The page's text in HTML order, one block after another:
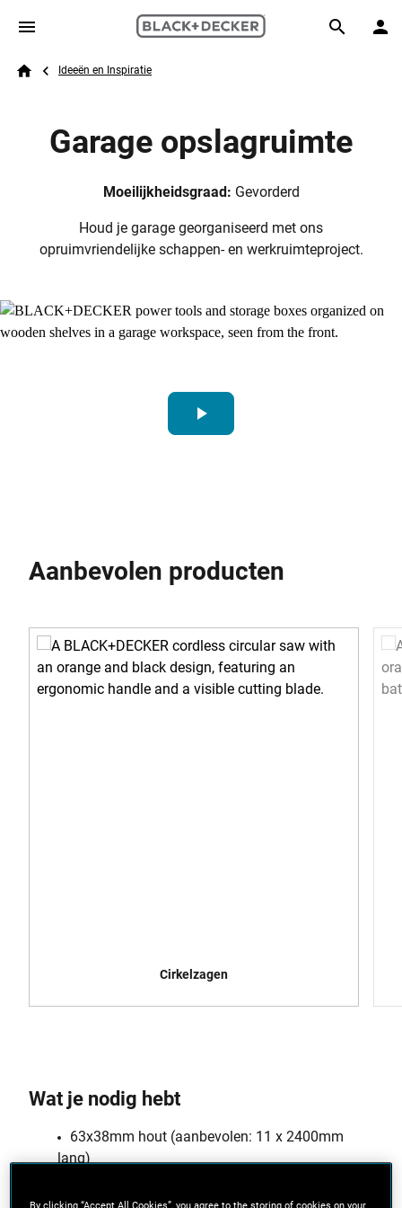
Skip to main content
Search
Breadcrumb
Ideeën en Inspiratie
Garage opslagruimte
Moeilijkheidsgraad: Gevorderd
Houd je garage georganiseerd met ons
opruimvriendelijke schappen- en werkruimteproject.
play_arrow
Aanbevolen producten
Cirkelzagen
Wat je nodig hebt
63x38mm hout (aanbevolen: 11 x 2400mm
lang)